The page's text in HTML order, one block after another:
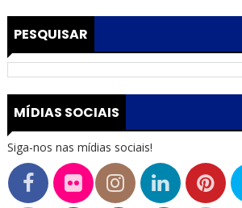
PESQUISAR
MÍDIAS SOCIAIS
Siga-nos nas mídias sociais!